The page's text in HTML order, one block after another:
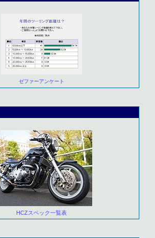
ゼファーアンケート
HCZスペック一覧表